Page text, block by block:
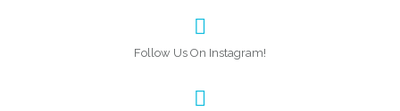
Follow Us On Instagram!